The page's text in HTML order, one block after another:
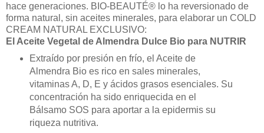
hace generaciones. BIO-BEAUTÉ® lo ha reversionado de
forma natural, sin aceites minerales, para elaborar un COLD
CREAM NATURAL EXCLUSIVO:
El Aceite Vegetal de Almendra Dulce Bio para NUTRIR
Extraído por presión en frío, el Aceite de
Almendra Bio es rico en sales minerales,
vitaminas A, D, E y ácidos grasos esenciales. Su
concentración ha sido enriquecida en el
Bálsamo SOS para aportar a la epidermis su
riqueza nutritiva.